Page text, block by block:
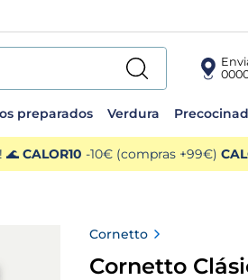
preparados Verdura
🌊 CALOR10 -10€ (compras +99€)
Cornetto
Cornetto